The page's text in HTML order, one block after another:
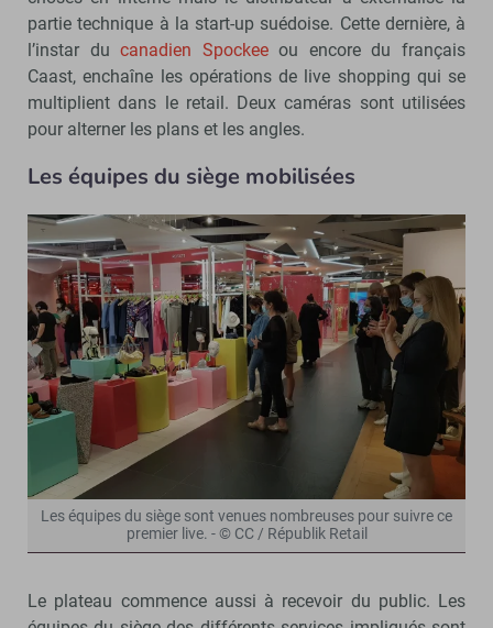
partie technique à la start-up suédoise. Cette dernière, à
l’instar du canadien Spockeeou encore du français
Caast, enchaîne les opérations de live shopping qui se
multiplient dans le retail. Deux caméras sont utilisées
pour alterner les plans et les angles.
Les équipes du siège mobilisées
Les équipes du siège sont venues nombreuses pour suivre ce
premier live. - © CC / Républik Retail
Le plateau commence aussi à recevoir du public. Les